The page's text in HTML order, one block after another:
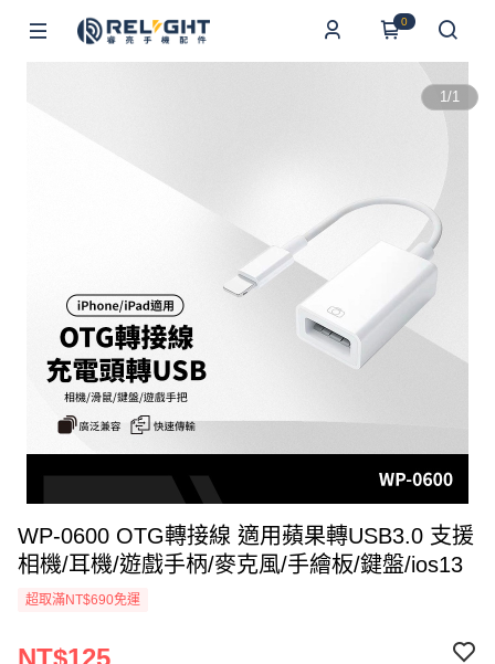
0
1/1
WP-0600 OTG轉接線 適用蘋果轉USB3.0 支援
相機/耳機/遊戲手柄/麥克風/手繪板/鍵盤/ios13
超取滿NT$690免運
NT$125